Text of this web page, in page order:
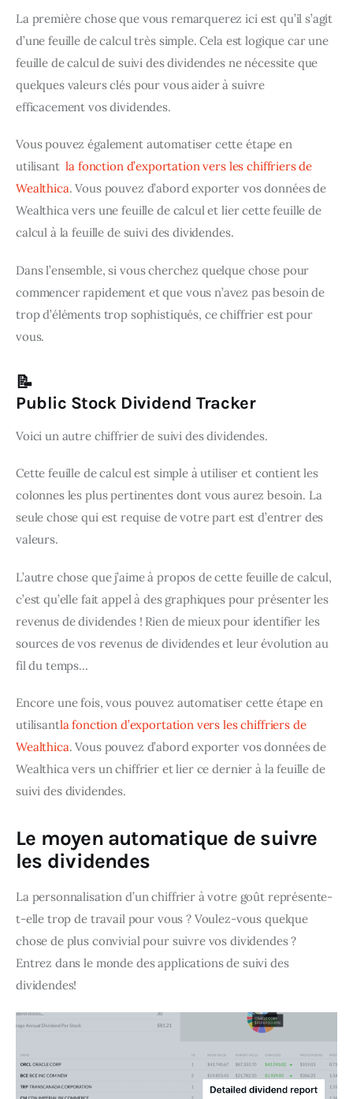
La première chose que vous remarquerez ici est qu’il s’agit
d’une feuille de calcul très simple. Cela est logique car une
feuille de calcul de suivi des dividendes ne nécessite que
quelques valeurs clés pour vous aider à suivre
efficacement vos dividendes.
Vous pouvez également automatiser cette étape en
utilisant la fonction d’exportation vers les chiffriers de
Wealthica. Vous pouvez d’abord exporter vos données de
Wealthica vers une feuille de calcul et lier cette feuille de
calcul à la feuille de suivi des dividendes.
Dans l’ensemble, si vous cherchez quelque chose pour
commencer rapidement et que vous n’avez pas besoin de
trop d’éléments trop sophistiqués, ce chiffrier est pour
vous.
📝
Public Stock Dividend Tracker
Voici un autre chiffrier de suivi des dividendes.
Cette feuille de calcul est simple à utiliser et contient les
colonnes les plus pertinentes dont vous aurez besoin. La
seule chose qui est requise de votre part est d’entrer des
valeurs.
L’autre chose que j’aime à propos de cette feuille de calcul,
c’est qu’elle fait appel à des graphiques pour présenter les
revenus de dividendes ! Rien de mieux pour identifier les
sources de vos revenus de dividendes et leur évolution au
fil du temps…
Encore une fois, vous pouvez automatiser cette étape en
utilisantla fonction d’exportation vers les chiffriers de
Wealthica. Vous pouvez d’abord exporter vos données de
Wealthica vers un chiffrier et lier ce dernier à la feuille de
suivi des dividendes.
Le moyen automatique de suivre
les dividendes
La personnalisation d’un chiffrier à votre goût représente-
t-elle trop de travail pour vous ? Voulez-vous quelque
chose de plus convivial pour suivre vos dividendes ?
Entrez dans le monde des applications de suivi des
dividendes!